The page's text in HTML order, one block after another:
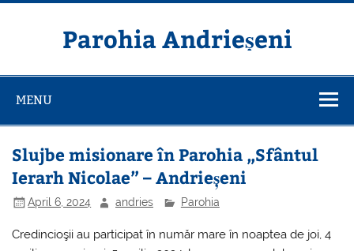
Skip
Parohia Andrieșeni
MENU
Slujbe misionare în Parohia „Sfântul
Ierarh Nicolae” – Andrieșeni
April 6, 2024 andries Parohia
Credincioşii au participat în număr mare în noaptea de joi, 4